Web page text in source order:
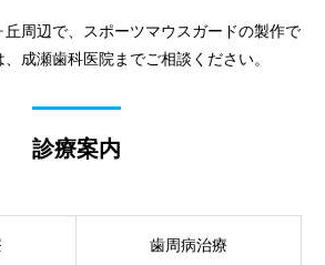
周辺で、スポーツマウスガードの製作で
成瀬歯科医院までご相談ください。
診療案内
歯周病治療